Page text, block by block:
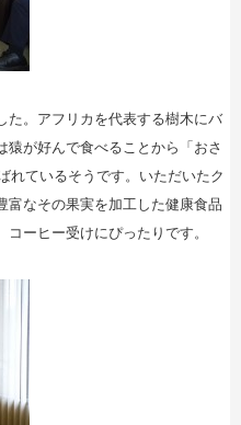
た。アフリカを代表する樹木にバ
が好んで食べることから「おさ
れているそうです。いただいたク
富なその果実を加工した健康食品
ーヒー受けにぴったりです。